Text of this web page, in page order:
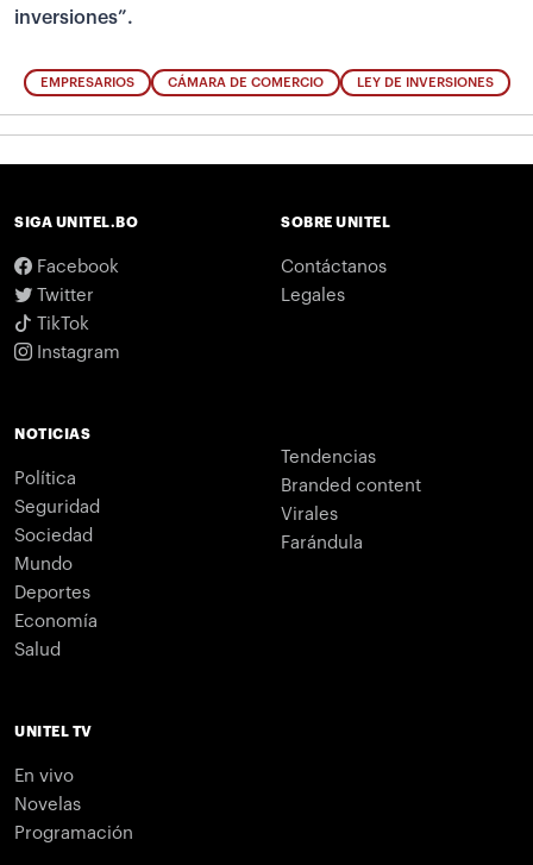
inversiones”.
EMPRESARIOS CÁMARA DE COMERCIO LEY DE INVERSIONES
SIGA UNITEL.BO
Facebook
Twitter
TikTok
Instagram
SOBRE UNITEL
Contáctanos
Legales
NOTICIAS
Política
Seguridad
Sociedad
Mundo
Deportes
Economía
Salud
Tendencias
Branded content
Virales
Farándula
UNITEL TV
En vivo
Novelas
Programación